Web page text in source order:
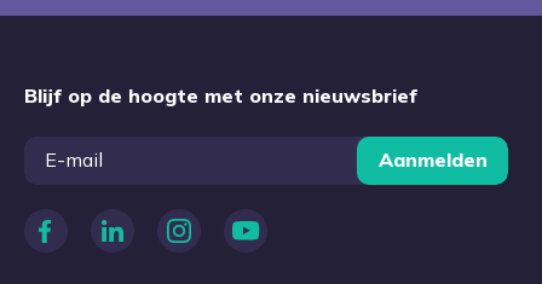
Blijf op de hoogte met onze nieuwsbrief
Aanmelden